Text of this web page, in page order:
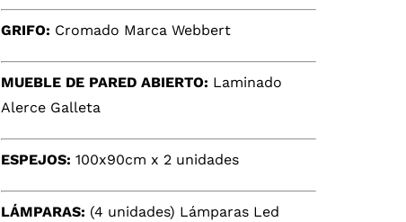
GRIFO: Cromado Marca Webbert
MUEBLE DE PARED ABIERTO: Laminado
Alerce Galleta
ESPEJOS: 100x90cm x 2 unidades
LÁMPARAS: (4 unidades) Lámparas Led